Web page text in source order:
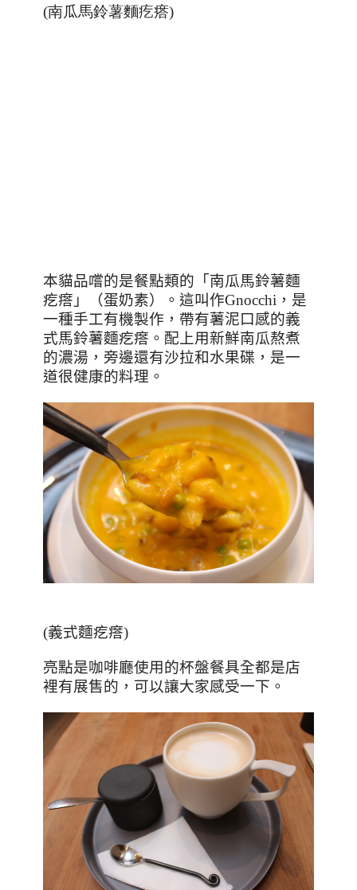
(南瓜馬鈴薯麵疙瘩)
本貓品嚐的是餐點類的「南瓜馬鈴薯麵
疙瘩」（蛋奶素）。這叫作Gnocchi ，是
一種手工有機製作，帶有薯泥口感的義
式馬鈴薯麵疙瘩。配上用新鮮南瓜熬煮
的濃湯，旁邊還有沙拉和水果碟，是一
道很健康的料理。
(義式麵疙瘩)
亮點是咖啡廳使用的杯盤餐具全都是店
裡有展售的，可以讓大家感受一下。